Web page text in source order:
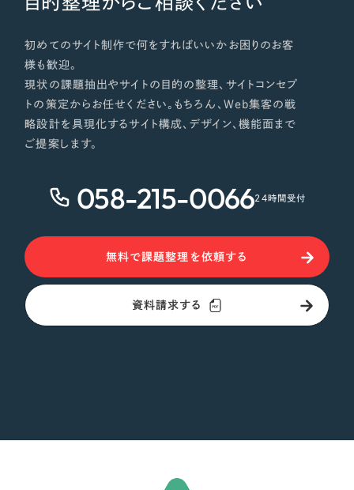
初めてのサイト制作で何をすればいいかお困りのお客
様も歓迎。
現状の課題抽出やサイトの目的の整理、サイトコンセプ
トの策定からお任せください。もちろん、Web集客の戦
略設計を具現化するサイト構成、デザイン、機能面まで
ご提案します。
058-215-006624時間受付
無料で課題整理を依頼する
資料請求する